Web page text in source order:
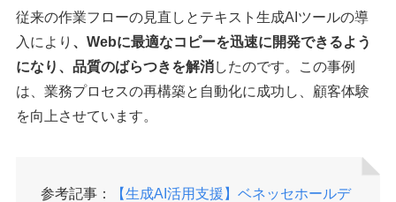
従来の作業フローの見直しとテキスト生成AIツールの導
入により 、Webに最適なコピーを迅速に開発できるよう
になり、品質のばらつきを解消したのです。この事例
は、業務プロセスの再構築と自動化に成功し、顧客体験
を向上させています。
参考記事：
【生成AI活用支援】ベネッセホールデ